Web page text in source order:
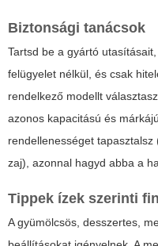
Biztonsági tanácsok
Tartsd be a gyártó
felügyelet nélkül, és csak
rendelkező modellt
azonos kapacitású és
rendellenességet
zaj), azonnal hagyd abba a
Tippek ízek szerinti
A gyümölcsös, desszertes,